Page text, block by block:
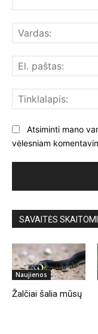
Atsiminti mano
vėlesniam
SAVAITĖS
Naujienos
Žalčiai šalia mūsų